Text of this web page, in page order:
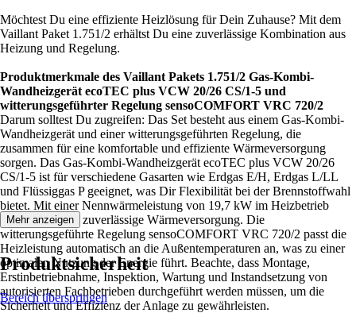
Möchtest Du eine effiziente Heizlösung für Dein Zuhause? Mit dem
Vaillant Paket 1.751/2 erhältst Du eine zuverlässige Kombination aus
Heizung und Regelung.
Produktmerkmale des Vaillant Pakets 1.751/2 Gas-Kombi-
Wandheizgerät ecoTEC plus VCW 20/26 CS/1-5 und
witterungsgeführter Regelung sensoCOMFORT VRC 720/2
Darum solltest Du zugreifen: Das Set besteht aus einem Gas-Kombi-
Wandheizgerät und einer witterungsgeführten Regelung, die
zusammen für eine komfortable und effiziente Wärmeversorgung
sorgen. Das Gas-Kombi-Wandheizgerät ecoTEC plus VCW 20/26
CS/1-5 ist für verschiedene Gasarten wie Erdgas E/H, Erdgas L/LL
und Flüssiggas P geeignet, was Dir Flexibilität bei der Brennstoffwahl
bietet. Mit einer Nennwärmeleistung von 19,7 kW im Heizbetrieb
sorgt es für eine zuverlässige Wärmeversorgung. Die
witterungsgeführte Regelung sensoCOMFORT VRC 720/2 passt die
Heizleistung automatisch an die Außentemperaturen an, was zu einer
optimalen Nutzung der Energie führt. Beachte, dass Montage,
Erstinbetriebnahme, Inspektion, Wartung und Instandsetzung von
autorisierten Fachbetrieben durchgeführt werden müssen, um die
Sicherheit und Effizienz der Anlage zu gewährleisten.
Mehr anzeigen
Produktsicherheit
Bereich überspringen